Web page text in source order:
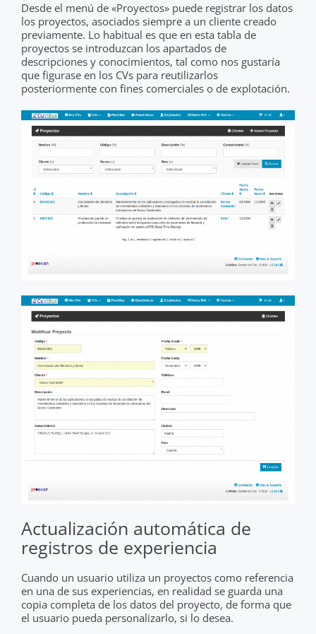
Desde el menú de «Proyectos» puede registrar los datos
los proyectos, asociados siempre a un cliente creado
previamente. Lo habitual es que en esta tabla de
proyectos se introduzcan los apartados de
descripciones y conocimientos, tal como nos gustaría
que figurase en los CVs para reutilizarlos
posteriormente con fines comerciales o de explotación.
Actualización automática de
registros de experiencia
Cuando un usuario utiliza un proyectos como referencia
en una de sus experiencias, en realidad se guarda una
copia completa de los datos del proyecto, de forma que
el usuario pueda personalizarlo, si lo desea.